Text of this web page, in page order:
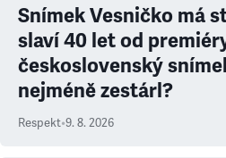
Snímek Vesničko má
slaví 40 let od
československý
nejméně zestárl?
Respekt•9. 8. 2026